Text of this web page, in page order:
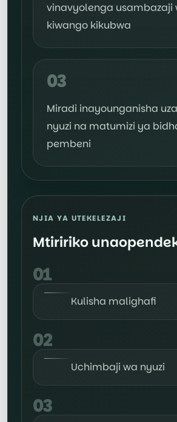
vinavyolenga usambazaji
kiwango kikubwa
03
Miradi inayounganisha
nyuzi na matumizi ya
pembeni
NJIA YA UTEKELEZAJI
Mtiririko
01
Kulisha malighafi
02
Uchimbaji wa nyuzi
03